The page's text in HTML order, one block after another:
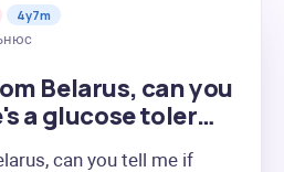
4y7m
Belarus, can you
a glucose toler…
can you tell me if